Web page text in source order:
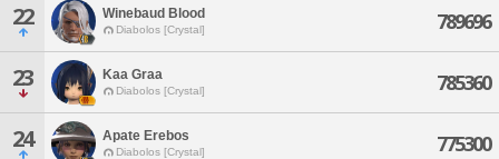
22 Winebaud Blood
Diabolos [Crystal] 789696
23 Kaa Graa
Diabolos [Crystal] 785360
24 Apate Erebos
Diabolos [Crystal] 775300